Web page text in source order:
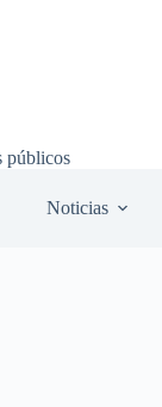
públicos
Noticias